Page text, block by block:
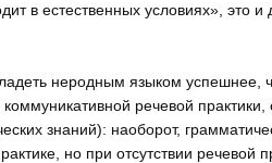
в естественных условиях», это
неродным языком успешнее,
речевой практики,
знаний): наоборот,
но при отсутствии речевой